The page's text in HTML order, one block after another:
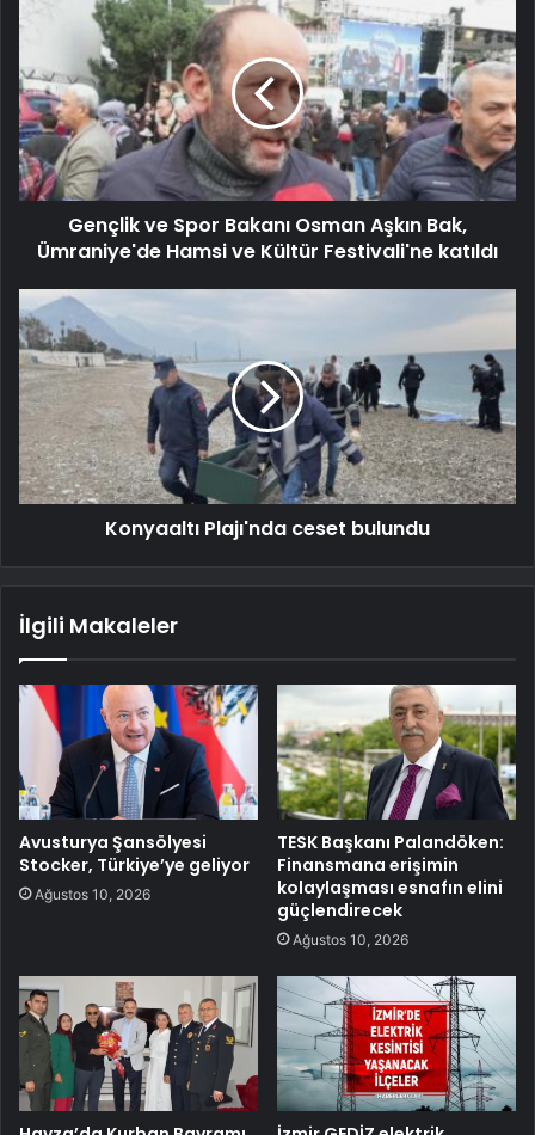
Gençlik ve Spor Bakanı Osman Aşkın Bak,
Ümraniye'de Hamsi ve Kültür Festivali'ne katıldı
Konyaaltı Plajı'nda ceset bulundu
İlgili Makaleler
Avusturya Şansölyesi
Stocker, Türkiye’ye geliyor
Ağustos 10, 2026
TESK Başkanı Palandöken:
Finansmana erişimin
kolaylaşması esnafın elini
güçlendirecek
Ağustos 10, 2026